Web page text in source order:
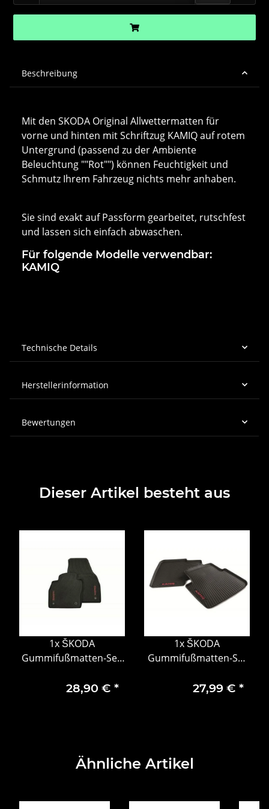
Beschreibung
Mit den SKODA Original Allwettermatten für
vorne und hinten mit Schriftzug KAMIQ auf rotem
Untergrund (passend zu der Ambiente
Beleuchtung ""Rot"") können Feuchtigkeit und
Schmutz Ihrem Fahrzeug nichts mehr anhaben.
Sie sind exakt auf Passform gearbeitet, rutschfest
und lassen sich einfach abwaschen.
Für folgende Modelle verwendbar:
KAMIQ
Technische Details
Herstellerinformation
Bewertungen
Dieser Artikel besteht aus
1x ŠKODA
Gummifußmatten-Set,
28,90 € *
1x ŠKODA
Gummifußmatten-Set
27,99 € *
Ähnliche Artikel